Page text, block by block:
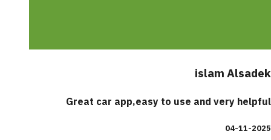
islam Alsadek
Great car app,easy to use and very helpful
04-11-2025